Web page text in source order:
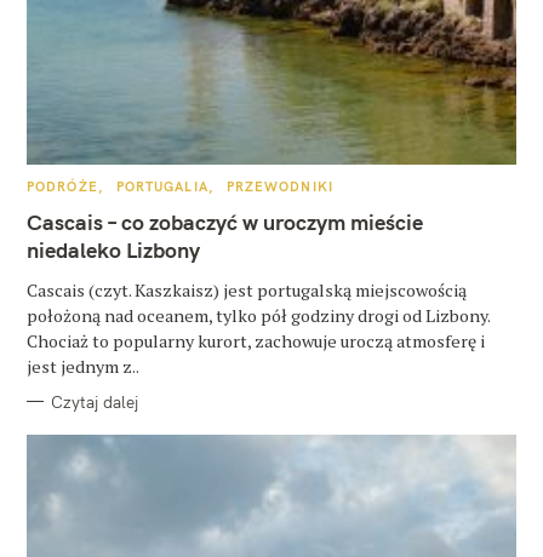
K
T
E
G
O
I
E
PODRÓŻE PORTUGALIA PRZEWODNIKI
Cascais – co zobaczyć w uroczym mieście
niedaleko Lizbony
Cascais (czyt. Kaszkaisz) jest portugalską miejscowością
położoną nad oceanem, tylko pół godziny drogi od Lizbony.
Chociaż to popularny kurort, zachowuje uroczą atmosferę i
jest jednym z..
Czytaj dalej
j
: